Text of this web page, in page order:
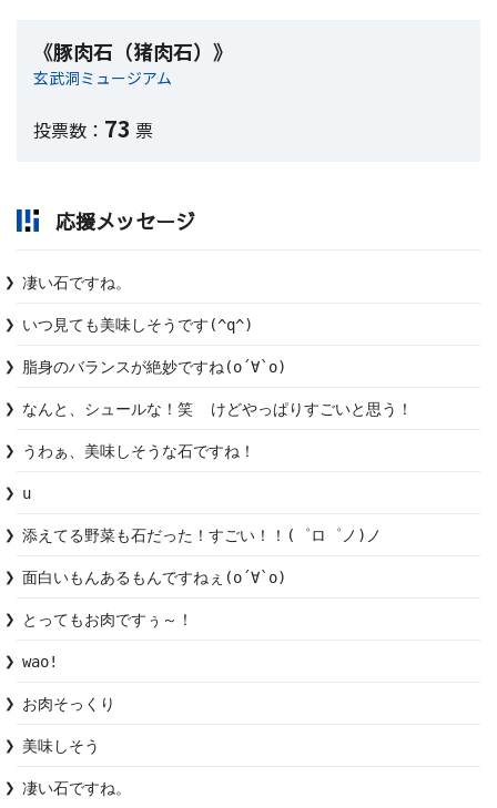
《豚肉石（猪肉石）》
玄武洞ミュージアム
投票数： 73 票
応援メッセージ
凄い石ですね。
いつ見ても美味しそうです(^q^)
脂身のバランスが絶妙ですね(о´∀`о)
なんと、シュールな！笑  けどやっぱりすごいと思う！
うわぁ、美味しそうな石ですね！
u
添えてる野菜も石だった！すごい！！(゜ロ゜ノ)ノ
面白いもんあるもんですねぇ(о´∀`о)
とってもお肉ですぅ～！
wao!
お肉そっくり
凄い石ですね。